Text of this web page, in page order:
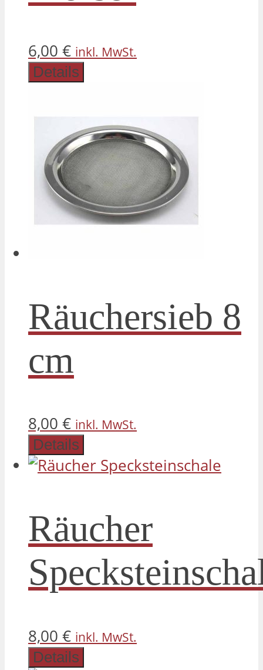
6,00 € inkl. MwSt.
Details
Räuchersieb 8
cm
8,00 € inkl. MwSt.
Details
Räucher
8,00 € inkl. MwSt.
Details